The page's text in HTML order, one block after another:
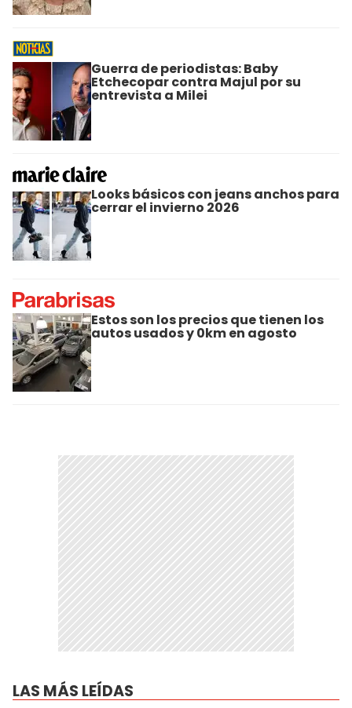
Guerra de periodistas: Baby
Etchecopar contra Majul por su
entrevista a Milei
Looks básicos con jeans anchos para
cerrar el invierno 2026
Estos son los precios que tienen los
autos usados y 0km en agosto
LAS MÁS LEÍDAS